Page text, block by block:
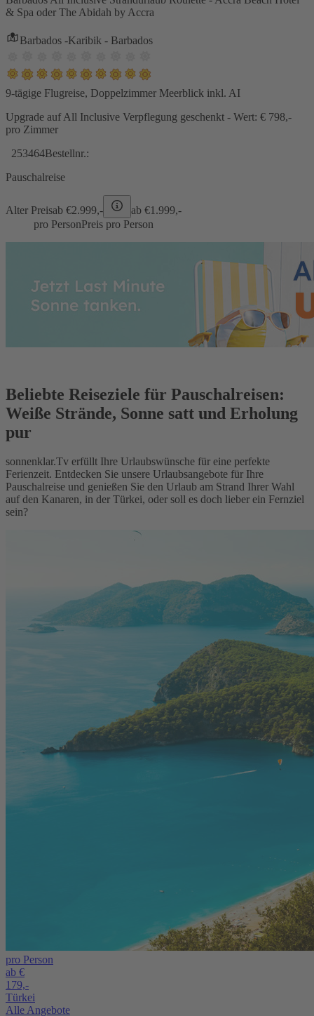
& Spa oder The Abidah by Accra
Barbados -Karibik - Barbados
9-tägige Flugreise, Doppelzimmer Meerblick inkl. AI
Upgrade auf All Inclusive Verpflegung geschenkt - Wert: € 798,-
pro Zimmer
253464Bestellnr.:
Pauschalreise
Alter Preisab €2.999,- ab €1.999,-
pro PersonPreis pro Person
Beliebte Reiseziele für Pauschalreisen:
Weiße Strände, Sonne satt und Erholung
pur
sonnenklar.Tv erfüllt Ihre Urlaubswünsche für eine perfekte
Ferienzeit. Entdecken Sie unsere Urlaubsangebote für Ihre
Pauschalreise und genießen Sie den Urlaub am Strand Ihrer Wahl
auf den Kanaren, in der Türkei, oder soll es doch lieber ein Fernziel
sein?
pro Person
ab €
179,-
Türkei
Alle Angebote